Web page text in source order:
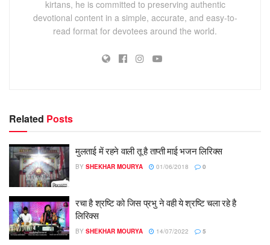
kirtans, he is committed to preserving authentic
devotional content in a simple, accurate, and easy-to-
read format for devotees around the world.
Related Posts
मुलताई में रहने वाली तू है ताप्ती माई भजन लिरिक्स
BY SHEKHAR MOURYA 01/06/2018 0
रचा है श्रष्टि को जिस प्रभु ने वही ये श्रष्टि चला रहे है
लिरिक्स
BY SHEKHAR MOURYA 14/07/2022 5